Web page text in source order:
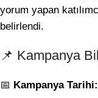
yorum yapan
belirlendi.
📌 Kampanya
📅 Kampanya Tarihi: